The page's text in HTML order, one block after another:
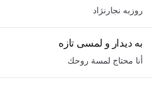
روزبه نجارنژاد
به دیدار و لمسی تازه
أنا محتاج لمسة روحك